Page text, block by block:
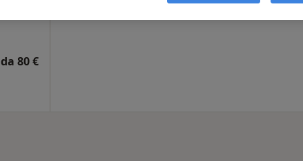
da 80 €
Chiedi di attivare le prenotazioni